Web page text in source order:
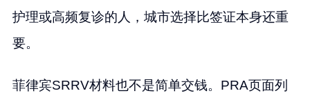
护理或高频复诊的人，城市选择比签证本身还重
要。
菲律宾SRRV材料也不是简单交钱。PRA页面列